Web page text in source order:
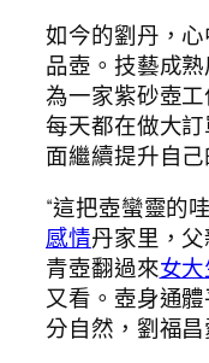
如今的劉丹，
品壺。技藝成
為一家紫砂壺
每天都在做大
面繼續提升自
“這把壺蠻靈的
感情丹家里，
青壺翻過來女
又看。壺身通
分自然，劉福昌